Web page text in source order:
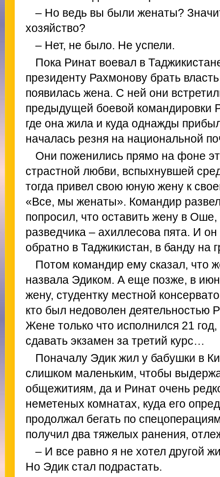
– Но ведь вы были женаты?
хозяйство?
– Нет, не было. Не успели.
Пока Ринат воевал в
президенту Рахмонову брать
появилась жена. С ней они
предыдущей боевой командировки
где она жила и куда однажды
началась резня на национальной
Они поженились прямо на фоне
страстной любви, вспыхнувшей
тогда привел свою юную жену к
«Все, мы женаты». Командир
попросил, что оставить жену в
разведчика – ахиллесова пята. И
обратно в Таджикистан, в банду на
Потом командир ему сказал, что
назвала Эдиком. А еще позже, в
жену, студентку местной
кто был недоволен деятельностью
Жене только что исполнился 21
сдавать экзамен за третий курс…
Поначалу Эдик жил у бабушки в
слишком маленьким, чтобы
общежитиям, да и Ринат очень
неметеных комнатах, куда его
продолжал бегать по
получил два тяжелых ранения,
– И все равно я не хотел другой
Но Эдик стал подрастать.